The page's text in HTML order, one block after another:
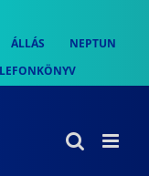
ÁLLÁS
NEPTUN